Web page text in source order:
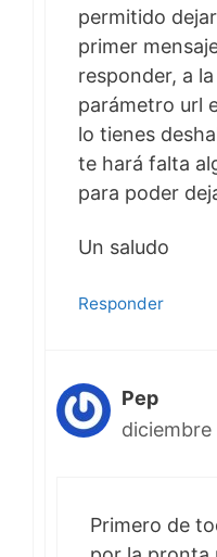
permitido
primer
responder, a
parámetro url
lo tienes
te hará falta
para poder
Un saludo
Responder
Pep
diciembre
Primero de